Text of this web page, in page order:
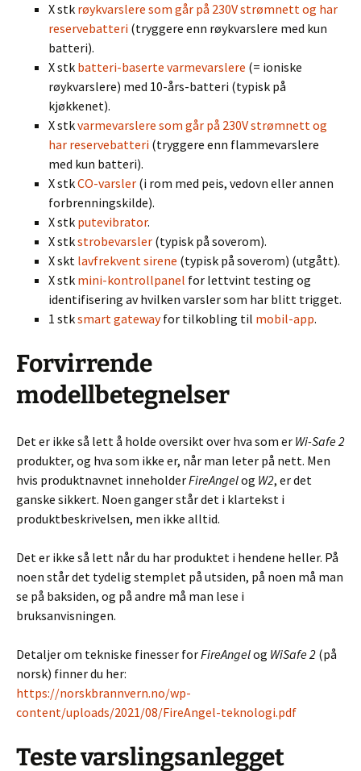
X stk røykvarslere som går på 230V strømnett og har
reservebatteri (tryggere enn røykvarslere med kun
batteri).
X stk batteri-baserte varmevarslere (= ioniske
røykvarslere) med 10-års-batteri (typisk på
kjøkkenet).
X stkvarmevarslere som går på 230V strømnett og
har reservebatteri (tryggere enn flammevarslere
med kun batteri).
X stkCO-varsler (i rom med peis, vedovn eller annen
forbrenningskilde).
X stk putevibrator.
X stkstrobevarsler (typisk på soverom).
X skt lavfrekvent sirene (typisk på soverom) (utgått).
X stk mini-kontrollpanel for lettvint testing og
identifisering av hvilken varsler som har blitt trigget.
1 stksmart gatewayfor tilkobling til mobil-app.
Forvirrende
modellbetegnelser
Det er ikke så lett å holde oversikt over hva som er Wi-Safe 2
produkter, og hva som ikke er, når man leter på nett. Men
hvis produktnavnet inneholderFireAngelog W2, er det
ganske sikkert. Noen ganger står det i klartekst i
produktbeskrivelsen, men ikke alltid.
Det er ikke så lett når du har produktet i hendene heller. På
noen står det tydelig stemplet på utsiden, på noen må man
se på baksiden, og på andre må man lese i
bruksanvisningen.
Detaljer om tekniske finesser forFireAngelog WiSafe 2 (på
norsk) finner du her:
https://norskbrannvern.no/wp-
content/uploads/2021/08/FireAngel-teknologi.pdf
Teste varslingsanlegget